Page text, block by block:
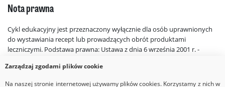
Nota prawna
Cykl edukacyjny jest przeznaczony wyłącznie dla osób uprawnionych
do wystawiania recept lub prowadzących obrót produktami
leczniczymi. Podstawa prawna: Ustawa z dnia 6 września 2001 r. -
zgodnie z Kodeksem Dobrych Praktyk INFARMA.
Zarządzaj zgodami plików cookie
Na naszej stronie internetowej używamy plików cookies. Korzystamy z nich w